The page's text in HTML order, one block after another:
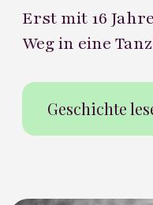
Erst mit 16
Weg in eine
Geschichte